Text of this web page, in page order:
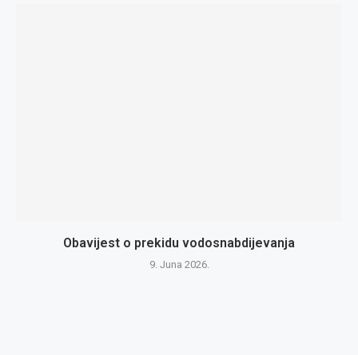
Obavijest o prekidu vodosnabdijevanja
9. Juna 2026.